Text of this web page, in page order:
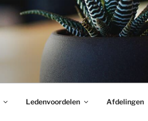
Ledenvoordelen Afdelingen